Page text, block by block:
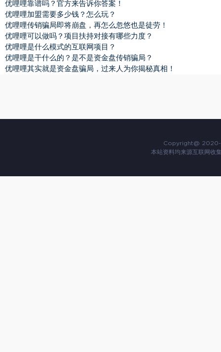
优哩哩靠谱吗？官方来告诉你答案！
优哩哩加盟需要多少钱？怎么玩？
优哩哩传销骗局即将崩盘，再怎么忽悠也是徒劳！
优哩哩可以做吗？项目扶持对接有哪些力度？
优哩哩是什么模式的互联网项目？
优哩哩是干什么的？是不是资金盘传销骗局？
优哩哩其实就是资金盘骗局，过来人为你揭秘真相！
Copyright@ 2020-
本站资料均来源互联网收